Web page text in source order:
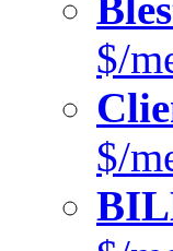
$/
$/